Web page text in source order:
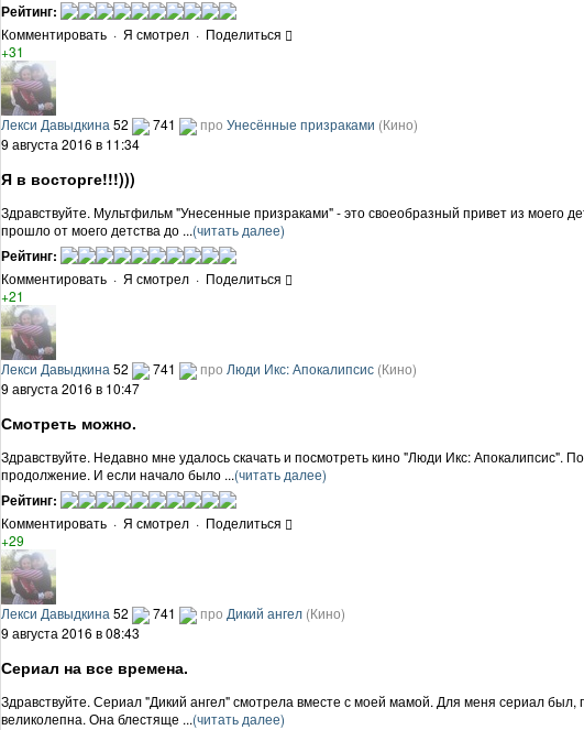
Рейтинг:
Комментировать · Я смотрел · Поделиться
+31
Лекси Давыдкина 52 741 про Унесённые призраками (Кино)
9 августа 2016 в 11:34
Я в восторге!!!)))
Здравствуйте. Мультфильм "Унесенные призраками" - это своеобразный привет из моего
прошло от моего детства до ...(читать далее)
Рейтинг:
Комментировать · Я смотрел · Поделиться
+21
Лекси Давыдкина 52 741 про Люди Икс: Апокалипсис (Кино)
9 августа 2016 в 10:47
Смотреть можно.
Здравствуйте. Недавно мне удалось скачать и посмотреть кино "Люди Икс:
продолжение. И если начало было ...(читать далее)
Рейтинг:
Комментировать · Я смотрел · Поделиться
+29
Лекси Давыдкина 52 741 про Дикий ангел (Кино)
9 августа 2016 в 08:43
Сериал на все времена.
Здравствуйте. Сериал "Дикий ангел" смотрела вместе с моей мамой. Для меня сериал
великолепна. Она блестяще ...(читать далее)